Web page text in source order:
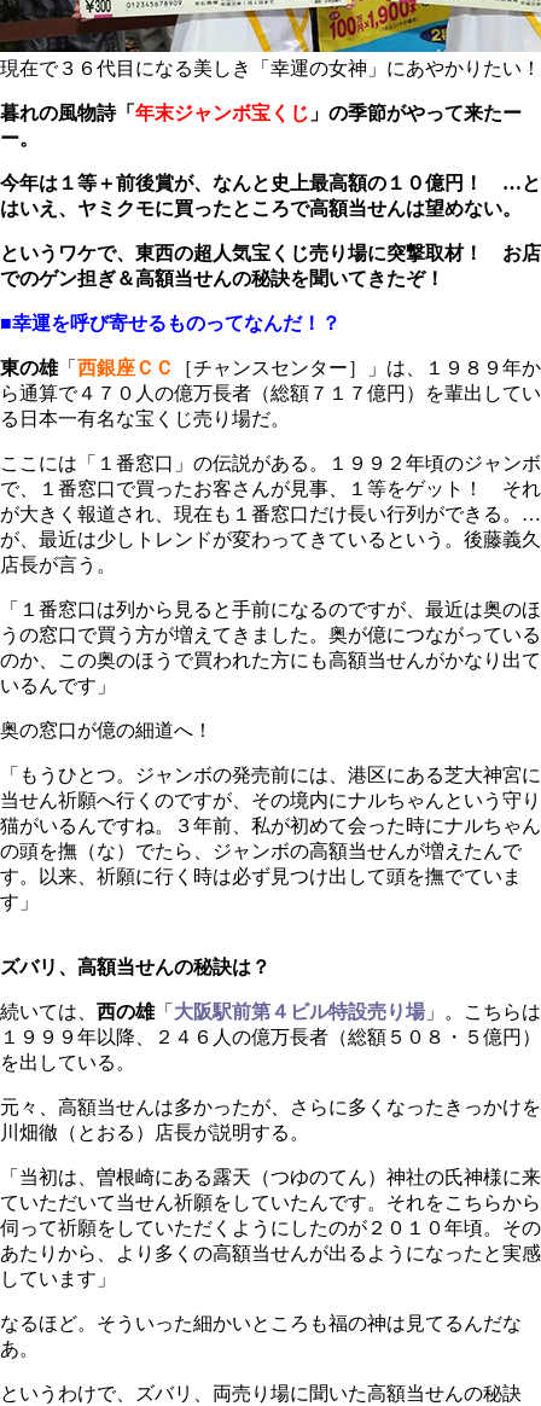
現在で３６代目になる美しき「幸運の女神」にあやかりたい！
暮れの風物詩「 年末ジャンボ宝くじ 」の季節がやって来たー
ー。
今年は１等＋前後賞が、なんと史上最高額の１０億円！ …と
はいえ、ヤミクモに買ったところで高額当せんは望めない。
というワケで、東西の超人気宝くじ売り場に突撃取材！ お店
でのゲン担ぎ＆高額当せんの秘訣を聞いてきたぞ！
■幸運を呼び寄せるものってなんだ！？
東の雄「 西銀座ＣＣ
［チャンスセンター］」は、１９８９年か
ら通算で４７０人の億万長者（総額７１７億円）を輩出してい
る日本一有名な宝くじ売り場だ。
ここには「１番窓口」の伝説がある。１９９２年頃のジャンボ
で、１番窓口で買ったお客さんが見事、１等をゲット！ それ
が大きく報道され、現在も１番窓口だけ長い行列ができる。…
が、最近は少しトレンドが変わってきているという。後藤義久
店長が言う。
「１番窓口は列から見ると手前になるのですが、最近は奥のほ
うの窓口で買う方が増えてきました。奥が億につながっている
のか、この奥のほうで買われた方にも高額当せんがかなり出て
いるんです」
奥の窓口が億の細道へ！
「もうひとつ。ジャンボの発売前には、港区にある芝大神宮に
当せん祈願へ行くのですが、その境内にナルちゃんという守り
猫がいるんですね。３年前、私が初めて会った時にナルちゃん
の頭を撫（な）でたら、ジャンボの高額当せんが増えたんで
す。以来、祈願に行く時は必ず見つけ出して頭を撫でていま
す」
ズバリ、高額当せんの秘訣は？
続いては、 西の雄「 大阪駅前第４ビル特設売り場 」。こちらは
１９９９年以降、２４６人の億万長者（総額５０８・５億円）
を出している。
元々、高額当せんは多かったが、さらに多くなったきっかけを
川畑徹（とおる）店長が説明する。
「当初は、曽根崎にある露天（つゆのてん）神社の氏神様に来
ていただいて当せん祈願をしていたんです。それをこちらから
伺って祈願をしていただくようにしたのが２０１０年頃。その
あたりから、より多くの高額当せんが出るようになったと実感
しています」
なるほど。そういった細かいところも福の神は見てるんだな
あ。
というわけで、ズバリ、両売り場に聞いた高額当せんの秘訣